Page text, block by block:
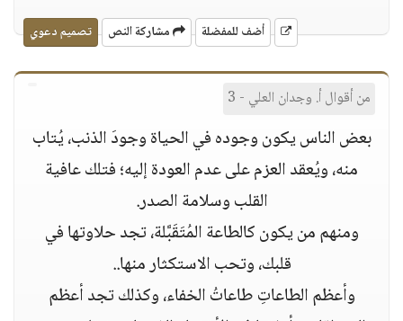
أضف للمفضلة مشاركة النص تصميم دعوي
من أقوال أ. وجدان العلي - 3
بعض الناس يكون وجوده في الحياة وجودَ الذنب، يُتاب
منه، ويُعقد العزم على عدم العودة إليه؛ فتلك عافية
القلب وسلامة الصدر.
ومنهم من يكون كالطاعة المُتَقَبَّلة، تجد حلاوتها في
قلبك، وتحب الاستكثار منها..
وأعظم الطاعاتِ طاعاتُ الخفاء، وكذلك تجد أعظم